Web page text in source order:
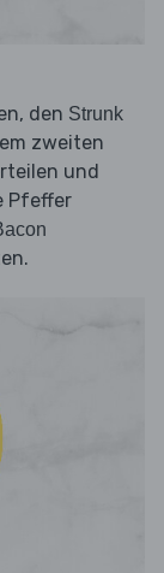
den Strunk
zweiten
und
Pfeffer